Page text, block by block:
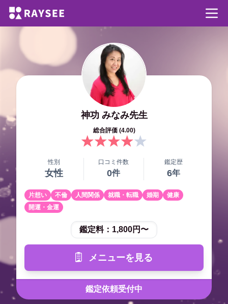
神功 みなみ先生
総合評価 (4.00)
性別
女性
口コミ件数
0件
鑑定歴
6年
片想い 不倫 人間関係 就職・転職 婚期
健康
開運・金運
鑑定料： 1,800円〜
メニューを見る
鑑定依頼受付中